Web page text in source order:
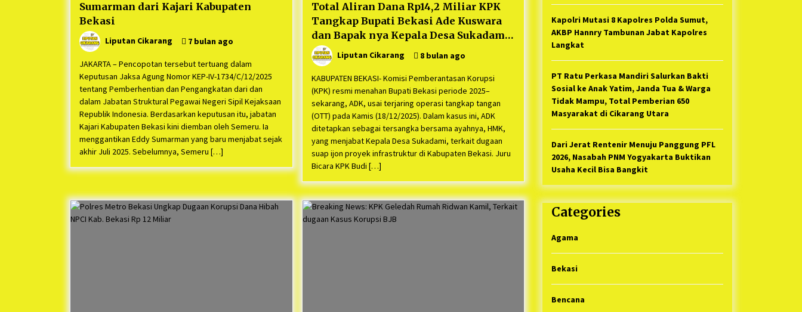
Sumarman dari Kajari Kabupaten
Bekasi
Liputan Cikarang 7 bulan ago
JAKARTA – Pencopotan tersebut tertuang dalam
Keputusan Jaksa Agung Nomor KEP-IV-1734/C/12/2025
tentang Pemberhentian dan Pengangkatan dari dan
dalam Jabatan Struktural Pegawai Negeri Sipil Kejaksaan
Republik Indonesia. Berdasarkan keputusan itu, jabatan
Kajari Kabupaten Bekasi kini diemban oleh Semeru. Ia
menggantikan Eddy Sumarman yang baru menjabat sejak
akhir Juli 2025. Sebelumnya, Semeru […]
Total Aliran Dana Rp14,2 Miliar KPK
Tangkap Bupati Bekasi Ade Kuswara
dan Bapak nya Kepala Desa Sukadami
HM Kunang Akibat Terbukti Suap
Proyek
Liputan Cikarang 8 bulan ago
KABUPATEN BEKASI- Komisi Pemberantasan Korupsi
(KPK) resmi menahan Bupati Bekasi periode 2025–
sekarang, ADK, usai terjaring operasi tangkap tangan
(OTT) pada Kamis (18/12/2025). Dalam kasus ini, ADK
ditetapkan sebagai tersangka bersama ayahnya, HMK,
yang menjabat Kepala Desa Sukadami, terkait dugaan
suap ijon proyek infrastruktur di Kabupaten Bekasi. Juru
Bicara KPK Budi […]
Kapolri Mutasi 8 Kapolres Polda Sumut,
AKBP Hannry Tambunan Jabat Kapolres
Langkat
PT Ratu Perkasa Mandiri Salurkan Bakti
Sosial ke Anak Yatim, Janda Tua & Warga
Tidak Mampu, Total Pemberian 650
Masyarakat di Cikarang Utara
Dari Jerat Rentenir Menuju Panggung PFL
2026, Nasabah PNM Yogyakarta Buktikan
Usaha Kecil Bisa Bangkit
Categories
Agama
Bekasi
Bencana